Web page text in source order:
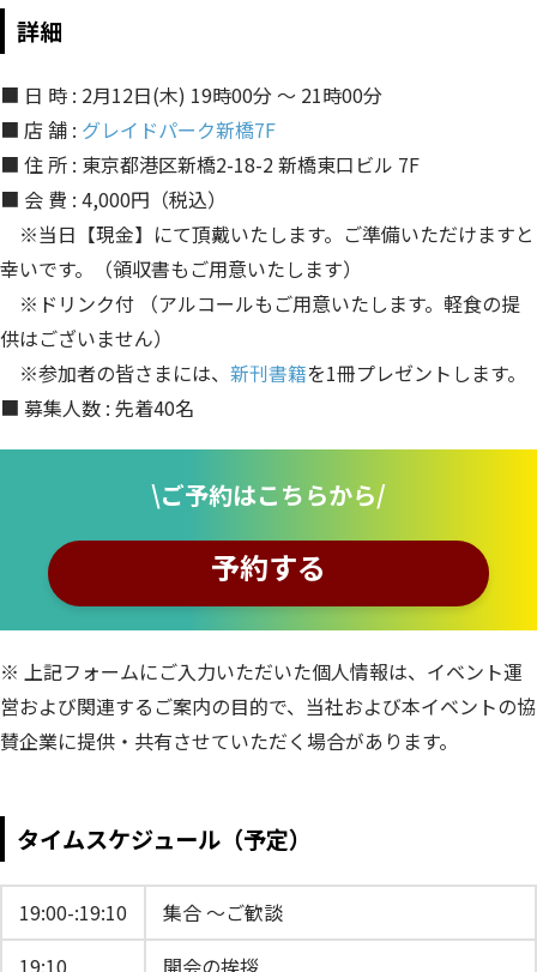
詳細
■ 日 時 : 2月12日(木) 19時00分 ～ 21時00分
■ 店 舗 : グレイドパーク新橋7F
■ 住 所 : 東京都港区新橋2-18-2 新橋東口ビル 7F
■ 会 費 : 4,000円（税込）
※当日【現金】にて頂戴いたします。ご準備いただけますと
幸いです。（領収書もご用意いたします）
※ドリンク付 （アルコールもご用意いたします。軽食の提
供はございません）
※参加者の皆さまには、 新刊書籍を1冊プレゼントします。
■ 募集人数 : 先着40名
\ご予約はこちらから/
予約する
※ 上記フォームにご入力いただいた個人情報は、イベント運
営および関連するご案内の目的で、当社および本イベントの協
賛企業に提供・共有させていただく場合があります。
タイムスケジュール（予定）
19:00-:19:10
集合 ～ご歓談
19:10
開会の挨拶